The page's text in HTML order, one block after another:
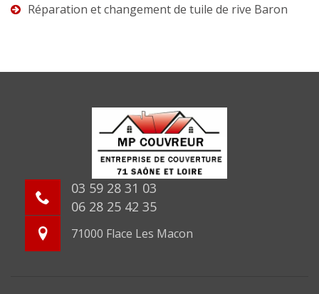
Réparation et changement de tuile de rive Baron
03 59 28 31 03
06 28 25 42 35
71000 Flace Les Macon